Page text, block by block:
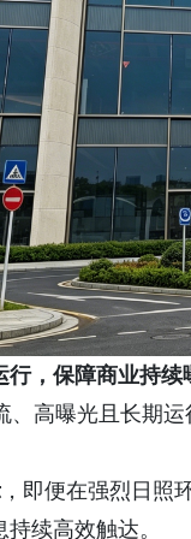
行，保障商业持续
、高曝光且长期
，即便在强烈日照
续高效触达。